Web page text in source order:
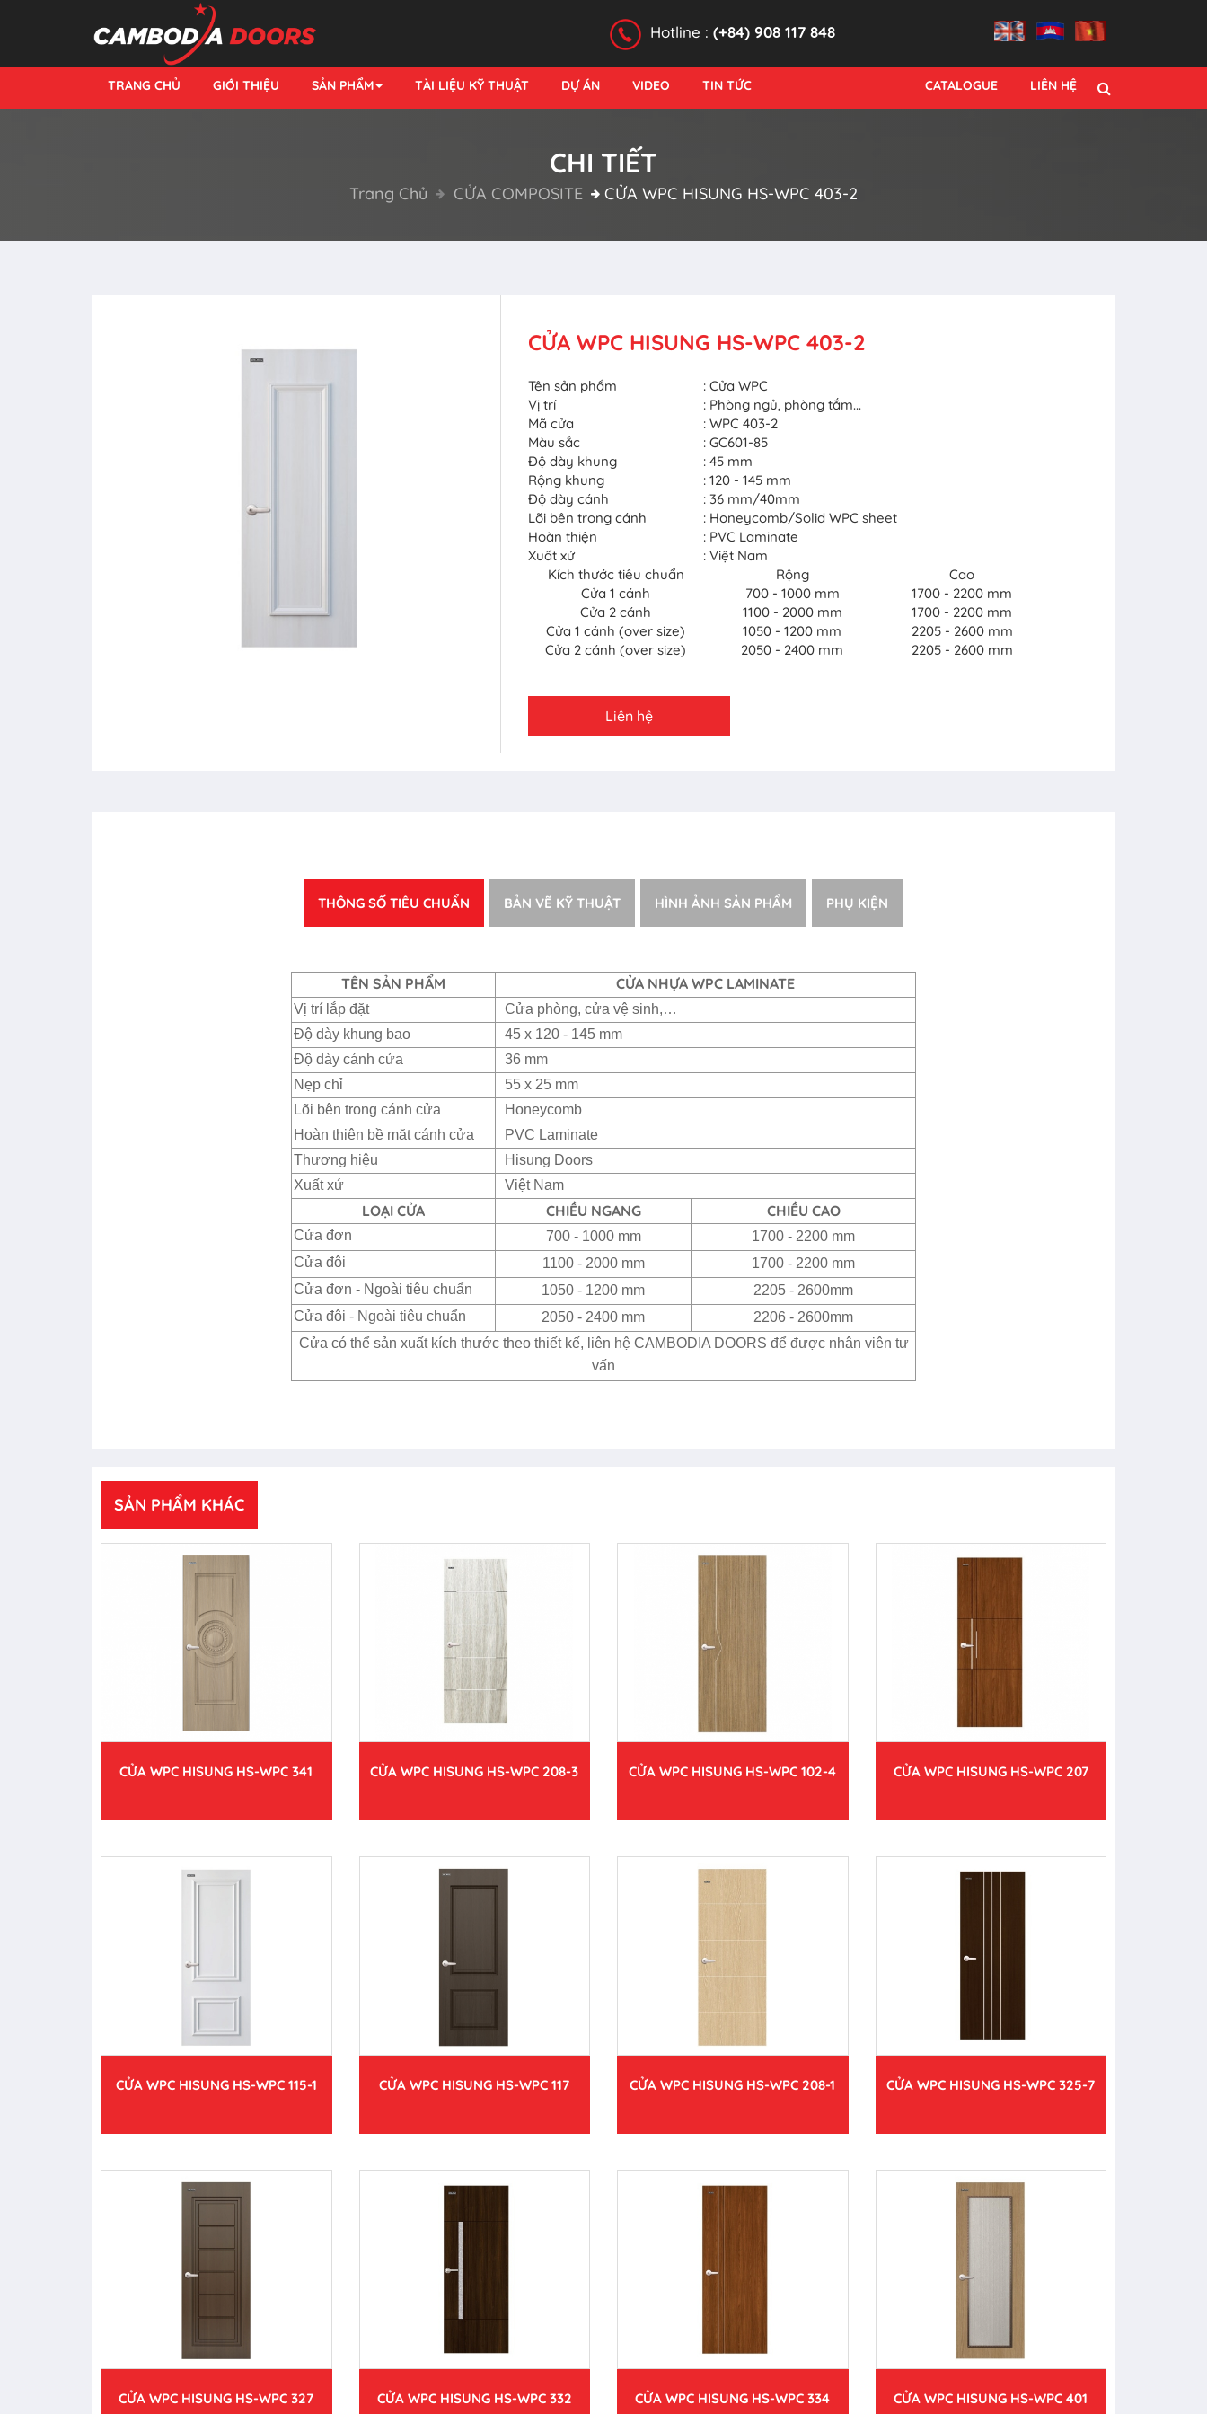
Hotline : (+84) 908 117 848
TRANG CHỦ GIỚI THIỆU SẢN PHẨM TÀI LIỆU KỸ THUẬT DỰ ÁN VIDEO TIN TỨC CATALOGUE LIÊN HỆ
CHI TIẾT
Trang Chủ CỬA COMPOSITE CỬA WPC HISUNG HS-WPC 403-2
CỬA WPC HISUNG HS-WPC 403-2
Tên sản phẩm
: Cửa WPC
Vị trí
: Phòng ngủ, phòng tắm...
Mã cửa
: WPC 403-2
Màu sắc
: GC601-85
Độ dày khung
: 45 mm
Rộng khung
: 120 - 145 mm
Độ dày cánh
: 36 mm/40mm
Lõi bên trong cánh
: Honeycomb/Solid WPC sheet
Hoàn thiện
: PVC Laminate
Xuất xứ
: Việt Nam
Kích thước tiêu chuẩn
Rộng
Cao
Cửa 1 cánh
700 - 1000 mm
1700 - 2200 mm
Cửa 2 cánh
1100 - 2000 mm
1700 - 2200 mm
Cửa 1 cánh (over size)
1050 - 1200 mm
2205 - 2600 mm
Cửa 2 cánh (over size)
2050 - 2400 mm 2205 - 2600 mm
Liên hệ
THÔNG SỐ TIÊU CHUẨN BẢN VẼ KỸ THUẬT HÌNH ẢNH SẢN PHẨM PHỤ KIỆN
TÊN SẢN PHẨM CỬA NHỰA WPC LAMINATE
Vị trí lắp đặt
Cửa phòng, cửa vệ sinh,…
Độ dày khung bao
45 x 120 - 145 mm
Độ dày cánh cửa
36 mm
Nẹp chỉ
55 x 25 mm
Lõi bên trong cánh cửa
Honeycomb
Hoàn thiện bề mặt cánh cửa
PVC Laminate
Thương hiệu
Hisung Doors
Xuất xứ
Việt Nam
LOẠI CỬA CHIỀU NGANG CHIỀU CAO
Cửa đơn 700 - 1000 mm
1700 - 2200 mm
Cửa đôi
1100 - 2000 mm
1700 - 2200 mm
Cửa đơn - Ngoài tiêu chuẩn
1050 - 1200 mm
2205 - 2600mm
Cửa đôi - Ngoài tiêu chuẩn
2050 - 2400 mm
2206 - 2600mm
Cửa có thể sản xuất kích thước theo thiết kế, liên hệ CAMBODIA DOORS để được nhân viên tư
vấn
SẢN PHẨM KHÁC
CỬA WPC HISUNG HS-WPC 341 CỬA WPC HISUNG HS-WPC 208-3 CỬA WPC HISUNG HS-WPC 102-4 CỬA WPC HISUNG HS-WPC 207
CỬA WPC HISUNG HS-WPC 115-1 CỬA WPC HISUNG HS-WPC 117 CỬA WPC HISUNG HS-WPC 208-1 CỬA WPC HISUNG HS-WPC 325-7
CỬA WPC HISUNG HS-WPC 327 CỬA WPC HISUNG HS-WPC 332 CỬA WPC HISUNG HS-WPC 334 CỬA WPC HISUNG HS-WPC 401